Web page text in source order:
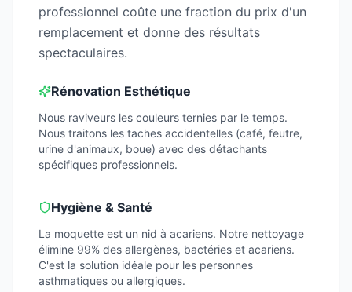
professionnel coûte une fraction du prix d'un
remplacement et donne des résultats
spectaculaires.
Rénovation Esthétique
Nous raviveurs les couleurs ternies par le temps.
Nous traitons les taches accidentelles (café, feutre,
urine d'animaux, boue) avec des détachants
spécifiques professionnels.
Hygiène & Santé
La moquette est un nid à acariens. Notre nettoyage
élimine 99% des allergènes, bactéries et acariens.
C'est la solution idéale pour les personnes
asthmatiques ou allergiques.